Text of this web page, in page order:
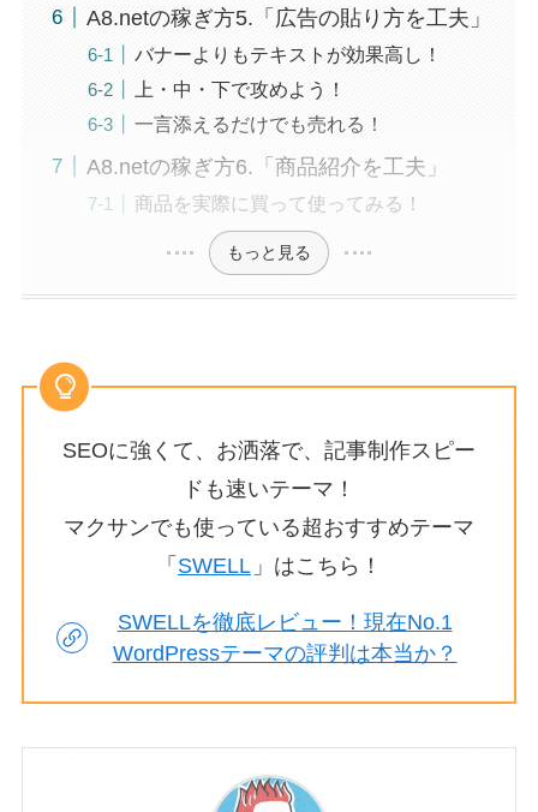
A8.netの稼ぎ方5.「広告の貼り方を工夫」
バナーよりもテキストが効果高し！
上・中・下で攻めよう！
一言添えるだけでも売れる！
A8.netの稼ぎ方6.「商品紹介を工夫」
商品を実際に買って使ってみる！
もっと見る
SEOに強くて、お洒落で、記事制作スピー
ドも速いテーマ！
マクサンでも使っている超おすすめテーマ
「 SWELL 」はこちら！
SWELLを徹底レビュー！現在No.1
WordPressテーマの評判は本当か？